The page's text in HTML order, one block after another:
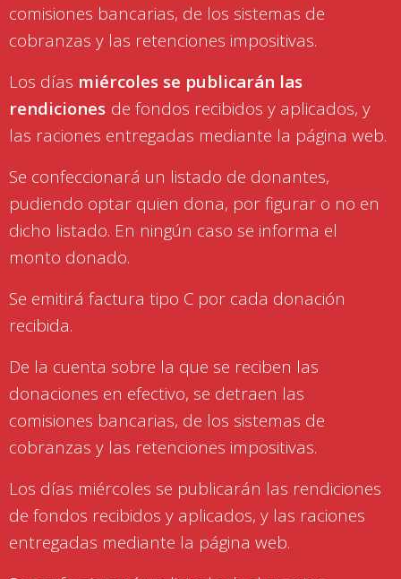
comisiones bancarias, de los sistemas de
cobranzas y las retenciones impositivas.
Los días miércoles se publicarán las
rendiciones de fondos recibidos y aplicados, y
las raciones entregadas mediante la página web.
Se confeccionará un listado de donantes,
pudiendo optar quien dona, por figurar o no en
dicho listado. En ningún caso se informa el
monto donado.
Se emitirá factura tipo C por cada donación
recibida.
De la cuenta sobre la que se reciben las
donaciones en efectivo, se detraen las
comisiones bancarias, de los sistemas de
cobranzas y las retenciones impositivas.
Los días miércoles se publicarán las rendiciones
de fondos recibidos y aplicados, y las raciones
entregadas mediante la página web.